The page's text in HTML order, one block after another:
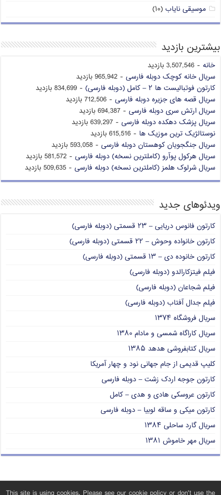
موسیقی نایاب (۱۰)
بیشترین بازدید
خانه - 3,507,546 بازدید
سریال خانه کوچک دوبله فارسی - 965,942 بازدید
کارتون فوتبالیست ها ۲ – کامل (دوبله فارسی)
- 834,699 بازدید
سریال قصه های جزیره دوبله فارسی - 712,506 بازدید
سریال ارتش سری دوبله فارسی - 694,387 بازدید
سریال پزشک دهکده دوبله فارسی - 639,297 بازدید
نوستالژیک ترین موزیک ها - 615,516 بازدید
سریال جنگجویان کوهستان دوبله فارسی - 593,058 بازدید
سریال هرکول پوآرو (کاملترین نسخه) دوبله فارسی - 581,572 بازدید
سریال شرلوک هلمز (کاملترین نسخه) دوبله فارسی - 509,635 بازدید
ویدئوهای جدید
کارتون فانوس دریایی – ۲۳ قسمتی (دوبله فارسی)
کارتون خانواده وحوش – ۲۲ قسمتی (دوبله فارسی)
کارتون خانوده دی – ۱۳ قسمتی (دوبله فارسی)
فیلم فیتزکارالدو (دوبله فارسی)
فیلم شجاعان (دوبله فارسی)
فیلم جدال آفتاب (دوبله فارسی)
سریال فروشگاه ۱۳۷۴
سریال کاراگاه شمسی و مادام ۱۳۸۰
سریال کتابفروشی هدهد ۱۳۸۵
کلیپ قدیمی از جام جهانی نود و چهار آمریکا
کارتون جوجه اردک زشت – دوبله فارسی
کارتون عروسکی هادی و هدی – کامل
کارتون میکی و ساقه لوبیا – دوبله فارسی
سریال گارد ساحلی ۱۳۸۴
سریال مهر خاموش ۱۳۸۱